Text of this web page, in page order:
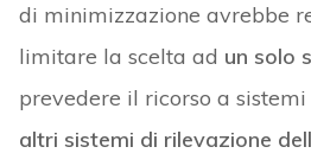
di minimizzazione avrebbe
limitare la scelta ad un solo
prevedere il ricorso a
altri sistemi di rilevazione